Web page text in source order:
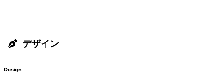
デザイン
Design